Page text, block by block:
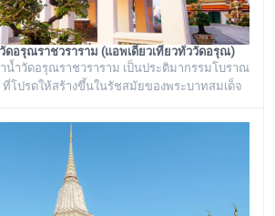
ดอรุณราชวราราม (แอพเดียวเที่ยวทั่ววัดอรุณ)
น้ำวัดอรุณราชวราราม เป็นประติมากรรมโบราณ
โปรดให้สร้างขึ้นในรัชสมัยของพระบาทสมเด็จ
วณท่าน้ำของวัดอรุณราชวราราม ริมแม่น้ำ
ต่ละหลังจะมีเอกลักษณ์โดดเด่นไม่เหมือนกัน อาทิ
างเข้าพระปรางค์ จะมีหินแกะสลักโบราณเป็นรูป